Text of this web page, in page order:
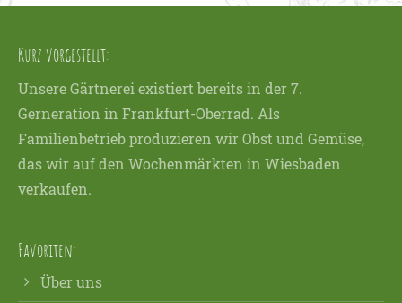
adipiscing elit.
Aenean commodo ligula eget dolor. Aenean
massa. Cum sociis natoque penatibus et
magnis dis parturient montes, nascetur
ridiculus mus. Donec quam felis, ultricies
nec.
Kurz vorgestellt:
Unsere Gärtnerei existiert bereits in der 7.
Gerneration in Frankfurt-Oberrad. Als
Familienbetrieb produzieren wir Obst und Gemüse,
das wir auf den Wochenmärkten in Wiesbaden
verkaufen.
Favoriten:
Über uns